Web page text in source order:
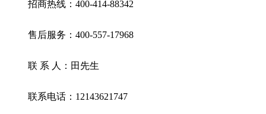
招商热线：400-414-88342
售后服务：400-557-17968
联 系 人：田先生
联系电话：12143621747